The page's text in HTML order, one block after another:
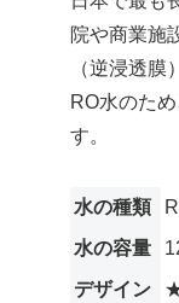
院や商業施
（逆浸透
RO水のた
す。
水の種類
水の容量
デザイン